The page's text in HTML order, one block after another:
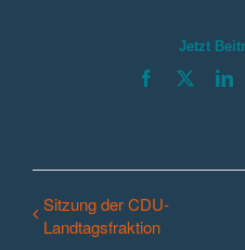
Jetzt
Facebook
Sitzung der CDU-
Landtagsfraktion